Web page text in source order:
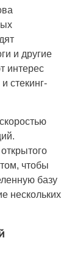
и другие
интерес
стекинг-
чтобы
базу
нескольких